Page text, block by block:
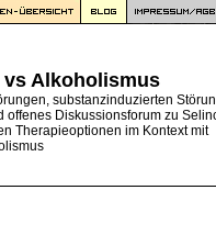
Alkoholismus
substanzinduzierten
Diskussionsforum zu
Therapieoptionen im Kontext mit